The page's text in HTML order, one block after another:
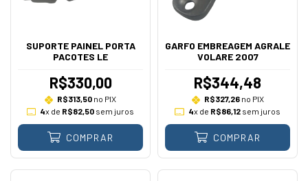
SUPORTE PAINEL PORTA
PACOTES LE
R$330,00
R$313,50 no PIX
4x de R$82,50 sem juros
COMPRAR
GARFO EMBREAGEM AGRALE
VOLARE 2007
R$344,48
R$327,26no PIX
4x de R$86,12sem juros
COMPRAR